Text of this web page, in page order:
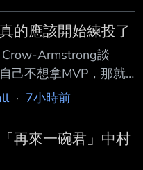
他走訪台南、品嘗美
台照，還用中文 寫下
熱論，「台南被他拍
、生命力」 、「歡迎
帥！」 薩托里亞在
小孩的照片、他在球場
餐、 台南夜市、海
在文中則用
的應該開始練投了
Armstrong談
己不想拿MVP，那就
談什麼是最優先的，
玩笑很有趣，承認
是。我也覺得關注這
· 7小時前
再來一碗君」中村